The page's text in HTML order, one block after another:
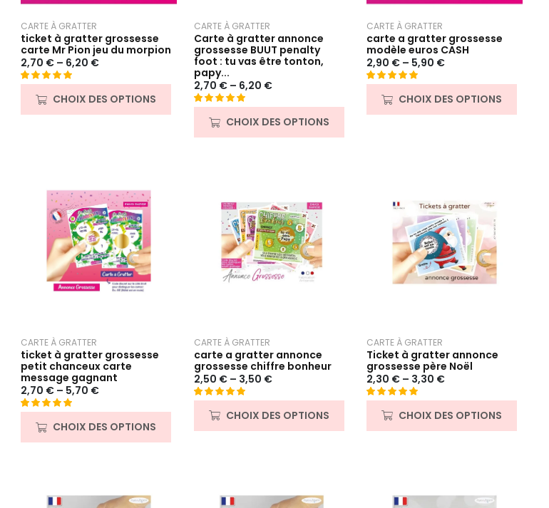
CARTE À GRATTER
ticket à gratter grossesse
carte Mr Pion jeu du morpion
2,70 € – 6,20 €
sur 5 baséCHOIX DES OPTIONS
CARTE À GRATTER
Carte à gratter annonce
grossesse BUUT penalty
foot : tu vas être tonton,
papy...
2,70 €– 6,20 €
sur 5 baséCHOIX DES OPTIONS
CARTE À GRATTER
carte a gratter grossesse
modèle euros CASH
2,90 € – 5,90 €
sur 5 baséCHOIX DES OPTIONS
CARTE À GRATTER
ticket à gratter grossesse
petit chanceux carte
message gagnant
2,70 € – 5,70 €
sur 5 baséCHOIX DES OPTIONS
CARTE À GRATTER
carte a gratter annonce
grossesse chiffre bonheur
2,50 €– 3,50 €
Noté
sur 5 basé
sur
CHOIX DES OPTIONS
CARTE À GRATTER
Ticket à gratter annonce
grossesse père Noël
2,30 € – 3,30 €
Noté
sur 5 basé
sur
CHOIX DES OPTIONS